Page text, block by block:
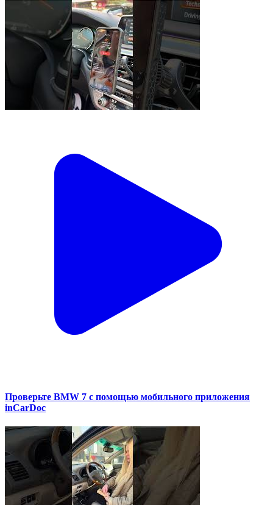
Проверьте BMW 7 с помощью мобильного приложения
inCarDoc